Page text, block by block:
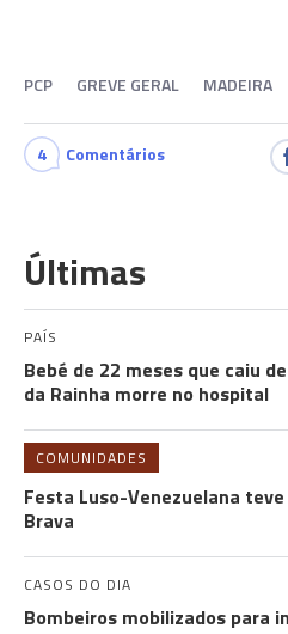
PCP GREVE GERAL MADEIRA
4 Comentários
Últimas
PAÍS
Bebé de 22 meses que caiu
da Rainha morre no hospital
COMUNIDADES
Festa Luso-Venezuelana
Brava
CASOS DO DIA
Bombeiros mobilizados para